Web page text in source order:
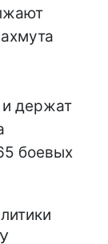
держат
боевых